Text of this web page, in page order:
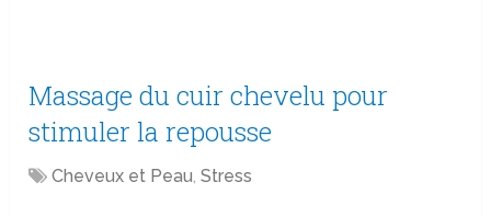
Massage du cuir chevelu pour
stimuler la repousse
Cheveux et Peau,Stress